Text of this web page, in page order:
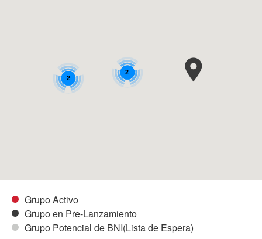
2
2
Grupo Activo
Grupo en Pre-Lanzamiento
Grupo Potencial de BNI(Lista de Espera)